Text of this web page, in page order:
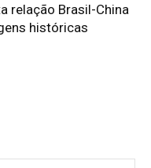
relação Brasil-China
históricas